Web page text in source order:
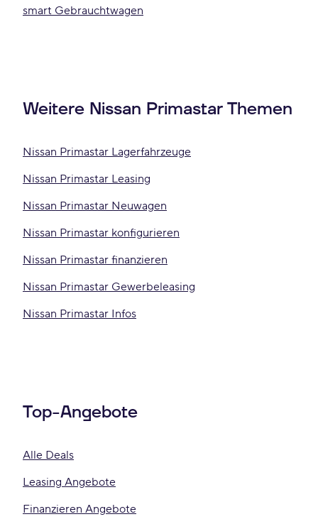
smart Gebrauchtwagen
Weitere Nissan Primastar Themen
Nissan Primastar Lagerfahrzeuge
Nissan Primastar Leasing
Nissan Primastar Neuwagen
Nissan Primastar konfigurieren
Nissan Primastar finanzieren
Nissan Primastar Gewerbeleasing
Nissan Primastar Infos
Top-Angebote
Alle Deals
Leasing Angebote
Finanzieren Angebote